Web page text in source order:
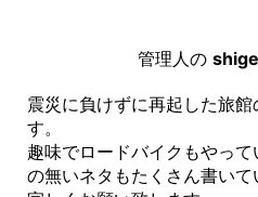
管理人の
震災に負けずに再起した旅
す。
趣味でロードバイクもやっ
の無いネタもたくさん書いて